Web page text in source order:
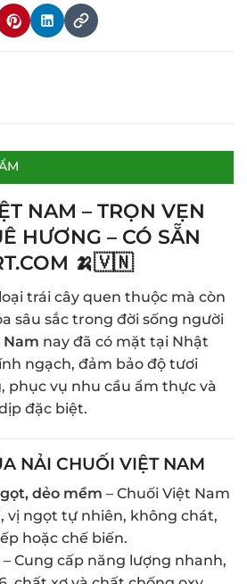
NAM – TRỌN VẸN
HƯƠNG – CÓ SẴN
🍌🇻🇳
trái cây quen thuộc mà còn
sâu sắc trong đời sống người
Nam nay đã có mặt tại Nhật
ngạch, đảm bảo độ tươi
phục vụ nhu cầu ẩm thực và
đặc biệt.
NẢI CHUỐI VIỆT NAM
dẻo mềm – Chuối Việt Nam
vị ngọt tự nhiên, không chát,
hoặc chế biến.
– Cung cấp năng lượng nhanh,